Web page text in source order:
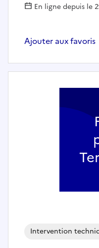
En ligne depuis le
Ajouter aux favoris
Intervention